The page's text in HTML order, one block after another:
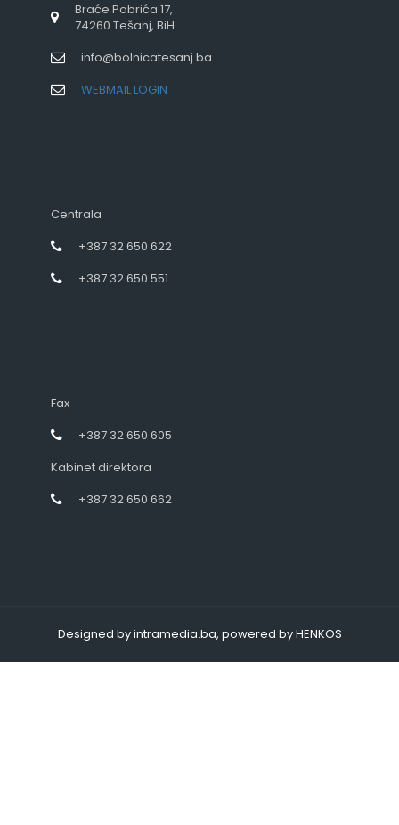
Braće Pobrića 17,
74260 Tešanj, BiH
info@bolnicatesanj.ba
WEBMAIL LOGIN
Centrala
+387 32 650 622
+387 32 650 551
Fax
+387 32 650 605
Kabinet direktora
+387 32 650 662
Designed by intramedia.ba, powered by HENKOS